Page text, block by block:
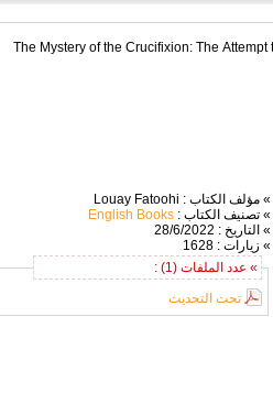
» مؤلف الكتاب : Louay Fatoohi
» تصنيف الكتاب : English Books
» التاريخ : 28/6/2022
» زيارات : 1628
» عدد الملفات (1) :
تحت التحديث